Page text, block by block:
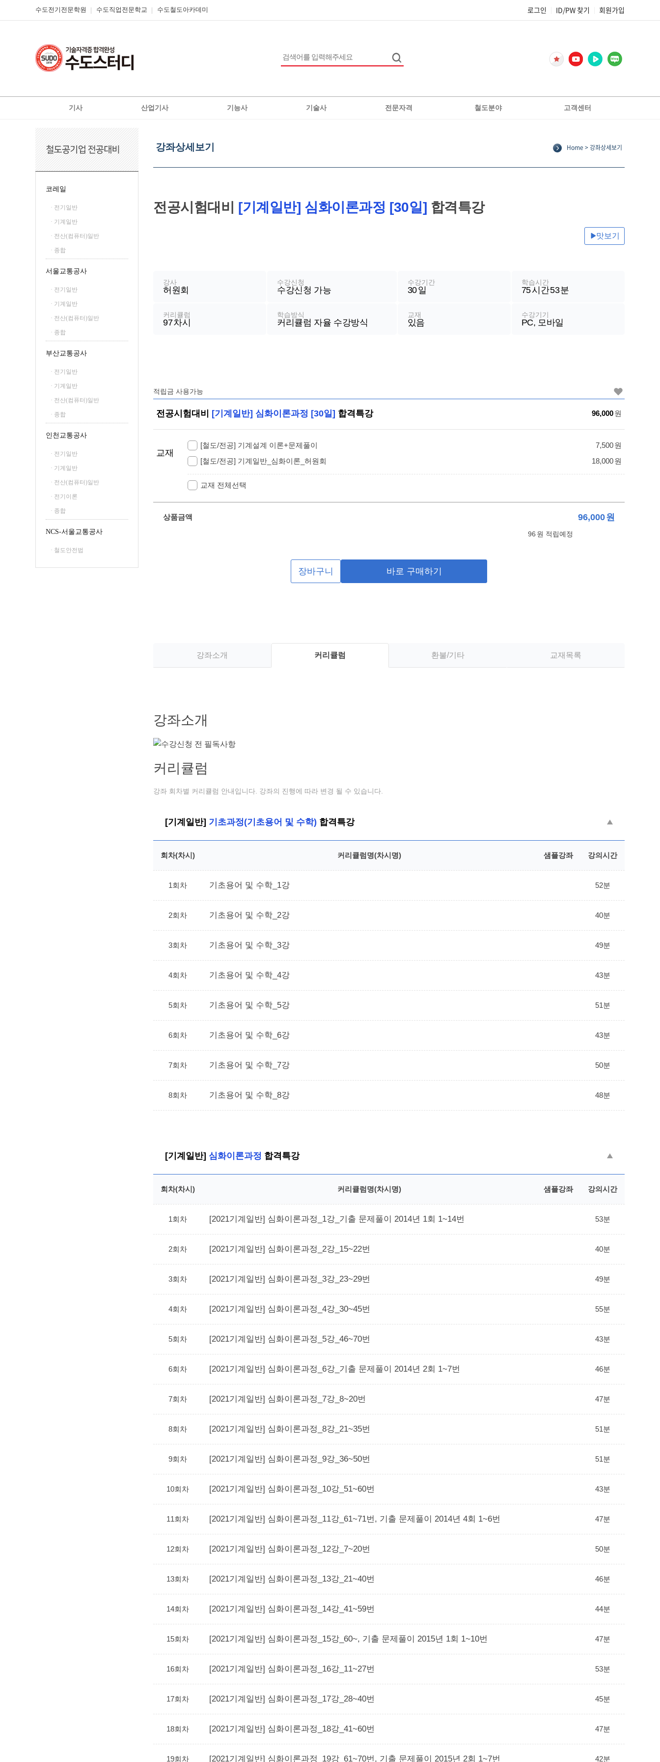
수도전기전문학원 수도직업전문학교 수도철도아카데미 로그인 ID/PW 찾기 회원가입
기사
정보통신
신재생에너지발전설비
일반기계
산업기사
전기공사
신재생에너지발전설비
공조냉동기계
위험물
기능사 기술사 전문자격 철도분야
인천교통공사
전기일반
고객센터
좌
상
세
강좌상세보기 Home > 강좌상세보기
전공시험대비 [기계일반] 심화이론과정 [30일] 합격특강
맛보기
강사
허원회
수강신청
수강신청 가능
수강기간
30일
학습시간
75시간53분
커리큘럼
97차시
학습방식
커리큘럼 자율 수강방식
교재
있음
수강기기
PC, 모바일
적립금 사용가능
전공시험대비 [기계일반] 심화이론과정 [30일] 합격특강
가
96,000원
교재
[철도/전공] 기계설계 이론+문제풀이 7,500원
[철도/전공] 기계일반_심화이론_허원회
18,000원
교재 전체선택
상품금액 96,000원
96 원 적립예정
장바구니 바로 구매하기
강좌소개 커리큘럼 환불/기타 교재목록
강좌소개
커리큘럼
강좌 회차별 커리큘럼 안내입니다. 강좌의 진행에 따라 변경 될 수 있습니다.
[기계일반] 기초과정(기초용어 및 수학) 합격특강
회차(차시) 커리큘럼명(차시명) 샘플강좌 강의시간
1회차 기초용어 및 수학_1강 52분
2회차 기초용어 및 수학_2강 40분
3회차 기초용어 및 수학_3강 49분
4회차 기초용어 및 수학_4강 43분
5회차 기초용어 및 수학_5강 51분
6회차 기초용어 및 수학_6강 43분
7회차 기초용어 및 수학_7강 50분
8회차 기초용어 및 수학_8강 48분
[기계일반] 심화이론과정 합격특강
회차(차시) 커리큘럼명(차시명) 샘플강좌 강의시간
1회차 [2021기계일반] 심화이론과정_1강_기출 문제풀이 2014년 1회 1~14번 53분
2회차 [2021기계일반] 심화이론과정_2강_15~22번 40분
3회차 [2021기계일반] 심화이론과정_3강_23~29번 49분
4회차 [2021기계일반] 심화이론과정_4강_30~45번 55분
5회차 [2021기계일반] 심화이론과정_5강_46~70번 43분
6회차 [2021기계일반] 심화이론과정_6강_기출 문제풀이 2014년 2회 1~7번 46분
7회차 [2021기계일반] 심화이론과정_7강_8~20번 47분
8회차 [2021기계일반] 심화이론과정_8강_21~35번 51분
9회차 [2021기계일반] 심화이론과정_9강_36~50번 51분
10회차 [2021기계일반] 심화이론과정_10강_51~60번 43분
11회차 [2021기계일반] 심화이론과정_11강_61~71번, 기출 문제풀이 2014년 4회 1~6번 47분
12회차 [2021기계일반] 심화이론과정_12강_7~20번 50분
13회차 [2021기계일반] 심화이론과정_13강_21~40번 46분
14회차 [2021기계일반] 심화이론과정_14강_41~59번 44분
15회차 [2021기계일반] 심화이론과정_15강_60~, 기출 문제풀이 2015년 1회 1~10번 47분
16회차 [2021기계일반] 심화이론과정_16강_11~27번 53분
17회차 [2021기계일반] 심화이론과정_17강_28~40번 45분
18회차 [2021기계일반] 심화이론과정_18강_41~60번 47분
19회차 [2021기계일반] 심화이론과정_19강_61~70번, 기출 문제풀이 2015년 2회 1~7번 42분
코레일
· 전기일반
· 기계일반
· 전산(컴퓨터)일반
· 종합
서울교통공사
· 전기일반
· 기계일반
· 전산(컴퓨터)일반
· 종합
부산교통공사
· 전기일반
· 기계일반
· 전산(컴퓨터)일반
· 종합
인천교통공사
· 전기일반
· 기계일반
· 전산(컴퓨터)일반
· 전기이론
· 종합
NCS-서울교통공사
· 철도안전법